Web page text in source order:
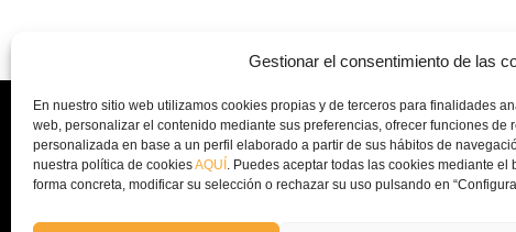
Gestionar el consentimiento de las
En nuestro sitio web utilizamos cookies propias y de terceros para finalidades
web, personalizar el contenido mediante sus preferencias, ofrecer funciones de
personalizada en base a un perfil elaborado a partir de sus hábitos de
nuestra política de cookiesAQUÍ . Puedes aceptar todas las cookies mediante el
forma concreta, modificar su selección o rechazar su uso pulsando en